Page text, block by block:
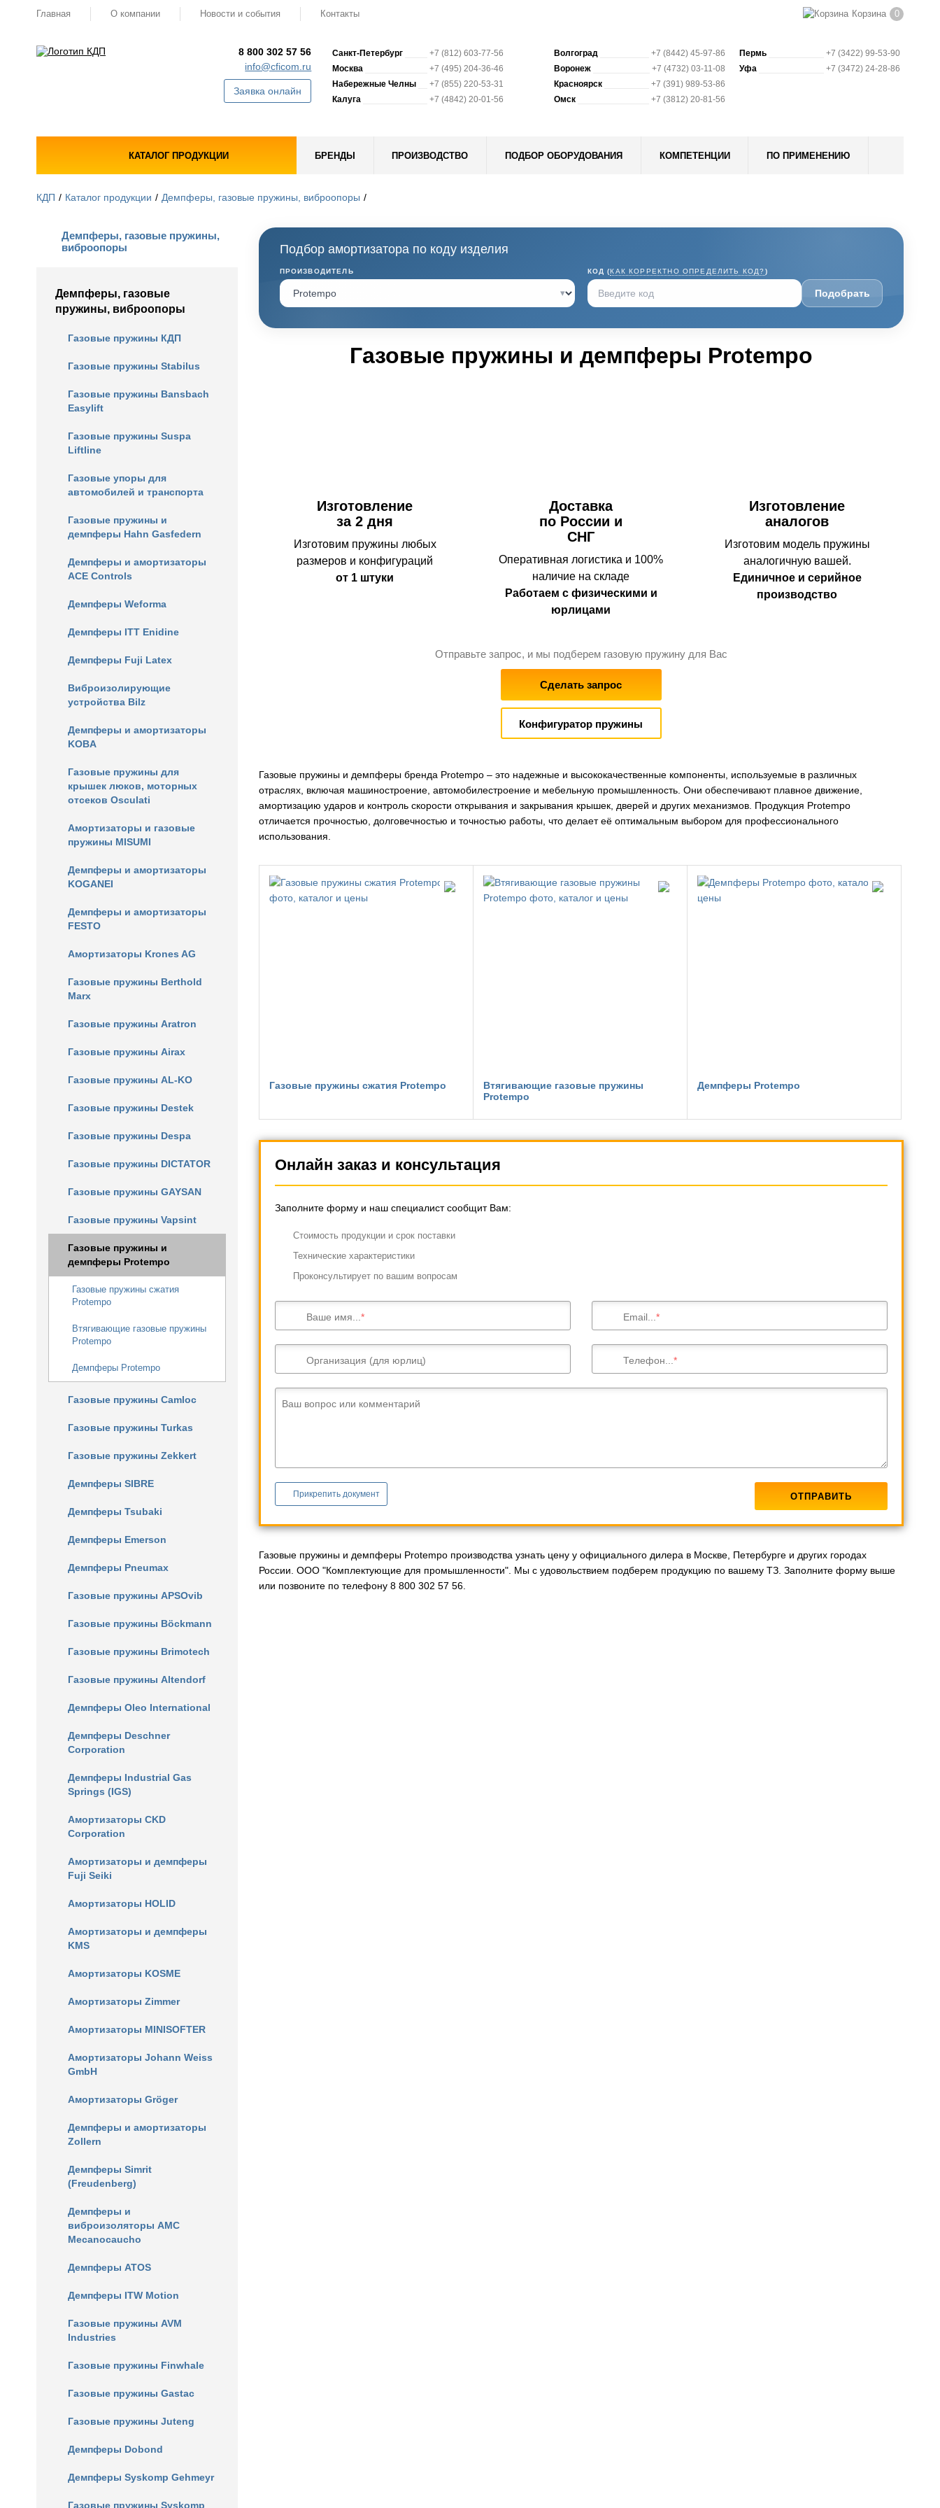
Главная О компании Новости и события Контакты Корзина 0
8 800 302 57 56
info@cficom.ru
Заявка онлайн
Санкт-Петербург
+7 (812) 603-77-56
Москва
+7 (495) 204-36-46
Набережные Челны
+7 (855) 220-53-31
Калуга
+7 (4842) 20-01-56
Волгоград
+7 (8442) 45-97-86
Воронеж
+7 (4732) 03-11-08
Красноярск
+7 (391) 989-53-86
Омск
+7 (3812) 20-81-56
Пермь
+7 (3422) 99-53-90
Уфа
+7 (3472) 24-28-86
КАТАЛОГ ПРОДУКЦИИ БРЕНДЫ ПРОИЗВОДСТВО ПОДБОР ОБОРУДОВАНИЯ КОМПЕТЕНЦИИ ПО ПРИМЕНЕНИЮ
КДП Каталог продукции Демпферы, газовые пружины, виброопоры
Демпферы, газовые пружины,
виброопоры
Демпферы, газовые
пружины, виброопоры
Газовые пружины КДП
Газовые пружины Stabilus
Газовые пружины Bansbach
Easylift
Газовые пружины Suspa
Liftline
Газовые упоры для
автомобилей и транспорта
Газовые пружины и
демпферы Hahn Gasfedern
Демпферы и амортизаторы
ACE Controls
Демпферы Weforma
Демпферы ITT Enidine
Демпферы Fuji Latex
Виброизолирующие
устройства Bilz
Демпферы и амортизаторы
KOBA
Газовые пружины для
крышек люков, моторных
отсеков Osculati
Амортизаторы и газовые
пружины MISUMI
Демпферы и амортизаторы
KOGANEI
Демпферы и амортизаторы
FESTO
Амортизаторы Krones AG
Газовые пружины Berthold
Marx
Газовые пружины Aratron
Газовые пружины Airax
Газовые пружины AL-KO
Газовые пружины Destek
Газовые пружины Despa
Газовые пружины DICTATOR
Газовые пружины GAYSAN
Газовые пружины Vapsint
Газовые пружины и
демпферы Protempo
Газовые пружины сжатия
Protempo
Втягивающие газовые пружины
Protempo
Демпферы Protempo
Газовые пружины Camloc
Газовые пружины Turkas
Газовые пружины Zekkert
Демпферы SIBRE
Демпферы Tsubaki
Демпферы Emerson
Демпферы Pneumax
Газовые пружины APSOvib
Газовые пружины Böckmann
Газовые пружины Brimotech
Газовые пружины Altendorf
Демпферы Oleo International
Демпферы Deschner
Corporation
Демпферы Industrial Gas
Springs (IGS)
Амортизаторы CKD
Corporation
Амортизаторы и демпферы
Fuji Seiki
Амортизаторы HOLID
Амортизаторы и демпферы
KMS
Амортизаторы KOSME
Амортизаторы Zimmer
Амортизаторы MINISOFTER
Амортизаторы Johann Weiss
GmbH
Амортизаторы Gröger
Демпферы и амортизаторы
Zollern
Демпферы Simrit
(Freudenberg)
Демпферы и
виброизоляторы AMC
Mecanocaucho
Демпферы ATOS
Демпферы ITW Motion
Газовые пружины AVM
Industries
Газовые пружины Finwhale
Газовые пружины Gastac
Газовые пружины Juteng
Демпферы Dobond
Демпферы Syskomp Gehmeyr
Газовые пружины Syskomp
Подбор амортизатора по коду изделия
ПРОИЗВОДИТЕЛЬ
▾
КОД (КАК КОРРЕКТНО ОПРЕДЕЛИТЬ КОД? )
Подобрать
Газовые пружины и демпферы Protempo
Изготовление
за 2 дня
Изготовим пружины любых
размеров и конфигураций
от 1 штуки
Доставка
по России и
СНГ
Оперативная логистика и 100%
наличие на складе
Работаем с физическими и
юрлицами
Изготовление
аналогов
Изготовим модель пружины
аналогичную вашей.
Единичное и серийное
производство
Отправьте запрос, и мы подберем газовую пружину для Вас
Сделать запрос
Конфигуратор пружины
Газовые пружины и демпферы бренда Protempo – это надежные и высококачественные компоненты, используемые в различных
отраслях, включая машиностроение, автомобилестроение и мебельную промышленность. Они обеспечивают плавное движение,
амортизацию ударов и контроль скорости открывания и закрывания крышек, дверей и других механизмов. Продукция Protempo
отличается прочностью, долговечностью и точностью работы, что делает её оптимальным выбором для профессионального
использования.
Газовые пружины сжатия Protempo
Втягивающие газовые пружины
Protempo
Демпферы Protempo
Онлайн заказ и консультация
Заполните форму и наш специалист сообщит Вам:
Cтоимость продукции и срок поставки
Технические характеристики
Проконсультирует по вашим вопросам
Ваше имя... Email...
Организация (для юрлиц) Телефон...
Ваш вопрос или комментарий
Прикрепить документ
Газовые пружины и демпферы Protempo производства узнать цену у официального дилера в Москве, Петербурге и других городах
России. ООО "Комплектующие для промышленности". Мы с удовольствием подберем продукцию по вашему ТЗ. Заполните форму выше
или позвоните по телефону 8 800 302 57 56.